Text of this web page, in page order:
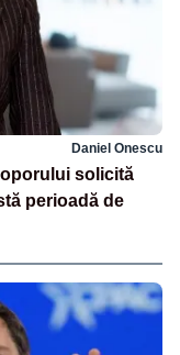
Daniel Onescu
solicită
perioadă de